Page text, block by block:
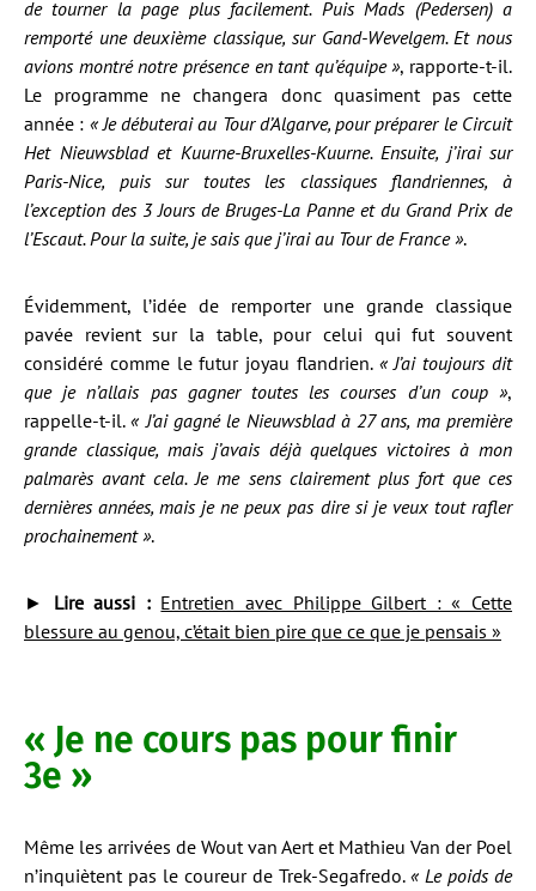
de tourner la page plus facilement. Puis Mads (Pedersen) a
remporté une deuxième classique, sur Gand-Wevelgem. Et nous
avions montré notre présence en tant qu’équipe », rapporte-t-il.
Le programme ne changera donc quasiment pas cette
année : « Je débuterai au Tour d’Algarve, pour préparer le Circuit
Het Nieuwsblad et Kuurne-Bruxelles-Kuurne. Ensuite, j’irai sur
Paris-Nice, puis sur toutes les classiques flandriennes, à
l’exception des 3 Jours de Bruges-La Panne et du Grand Prix de
l’Escaut. Pour la suite, je sais que j’irai au Tour de France ».
Évidemment, l’idée de remporter une grande classique
pavée revient sur la table, pour celui qui fut souvent
considéré comme le futur joyau flandrien. « J’ai toujours dit
que je n’allais pas gagner toutes les courses d’un coup »,
rappelle-t-il.« J’ai gagné le Nieuwsblad à 27 ans, ma première
grande classique, mais j’avais déjà quelques victoires à mon
palmarès avant cela. Je me sens clairement plus fort que ces
dernières années, mais je ne peux pas dire si je veux tout rafler
prochainement ».
► Lire aussi : Entretien avec Philippe Gilbert : « Cette
blessure au genou, c’était bien pire que ce que je pensais »
« Je ne cours pas pour finir
3e »
Même les arrivées de Wout van Aert et Mathieu Van der Poel
n’inquiètent pas le coureur de Trek-Segafredo. « Le poids de